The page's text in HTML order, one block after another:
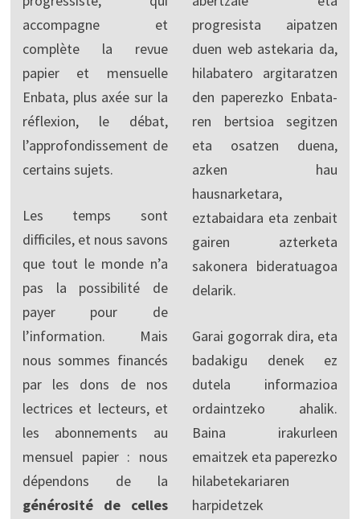
accompagne et
complète la revue
papier et mensuelle
Enbata, plus axée sur la
réflexion, le débat,
l’approfondissement de
certains sujets.
Les temps sont
difficiles, et nous savons
que tout le monde n’a
pas la possibilité de
payer pour de
l’information. Mais
nous sommes financés
par les dons de nos
lectrices et lecteurs, et
les abonnements au
mensuel papier : nous
dépendons de la
générosité de celles
progresista aipatzen
duen web astekaria da,
hilabatero argitaratzen
den paperezko Enbata-
ren bertsioa segitzen
eta osatzen duena,
azken hau
hausnarketara,
eztabaidara eta zenbait
gairen azterketa
sakonera bideratuagoa
delarik.
Garai gogorrak dira, eta
badakigu denek ez
dutela informazioa
ordaintzeko ahalik.
Baina irakurleen
emaitzek eta paperezko
hilabetekariaren
harpidetzek